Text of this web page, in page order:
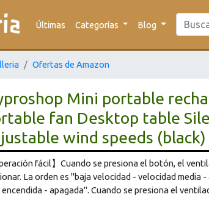
Últimas Categorías Blog
Ofertas de Amazon
Mini portable
fan Desktop table
wind speeds (black)
fácil】Cuando se presiona el botón, el
La orden es "baja velocidad - velocidad media
encendida - apagada". Cuando se presiona el